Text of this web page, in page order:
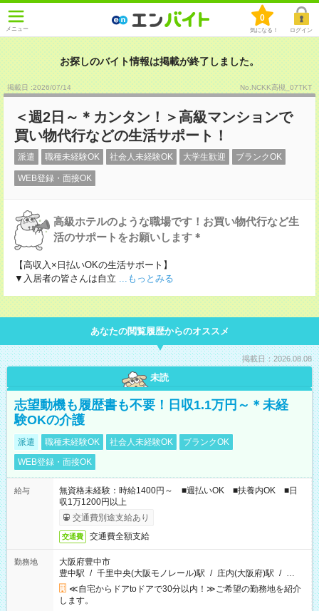
メニュー
0
気になる！ ログイン
お探しのバイト情報は掲載が終了しました。
掲載日 :2026/07/14 No.NCKK高槻_07TKT
＜週2日～＊カンタン！＞高級マンションで
買い物代行などの生活サポート！
派遣 職種未経験OK 社会人未経験OK 大学生歓迎 ブランクOK
WEB登録・面接OK
高級ホテルのような職場です！お買い物代行など生
活のサポートをお願いします＊
【高収入×日払いOKの生活サポート】
▼入居者の皆さんは自立 ...もっとみる
あなたの閲覧履歴からのオススメ
掲載日：2026.08.08
未読
志望動機も履歴書も不要！日収1.1万円～＊未経
験OKの介護
派遣 職種未経験OK 社会人未経験OK
ブランクOK
WEB登録・面接OK
給与
無資格未経験：時給1400円～ ■週払いOK ■扶養内OK ■日
収1万1200円以上
交通費別途支給あり
交通費 交通費全額支給
勤務地
大阪府豊中市
豊中駅 / 千里中央(大阪モノレール)駅 / 庄内(大阪府)駅 / …
≪自宅からドアtoドアで30分以内！≫ご希望の勤務地を紹介
します。